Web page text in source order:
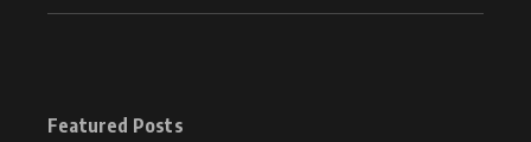
Featured Posts